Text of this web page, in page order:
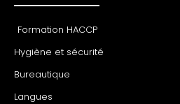
Formation HACCP
Hygiène et sécurité
Bureautique
Langues